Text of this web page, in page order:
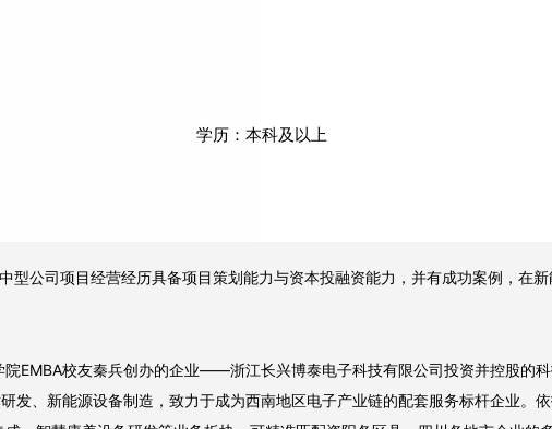
学历：本科及以上
型公司项目经营经历具备项目策划能力与资本投融资能力，并有成功案例，在
院EMBA校友秦兵创办的企业——浙江长兴博泰电子科技有限公司投资并控股的
发、新能源设备制造，致力于成为西南地区电子产业链的配套服务标杆企业。